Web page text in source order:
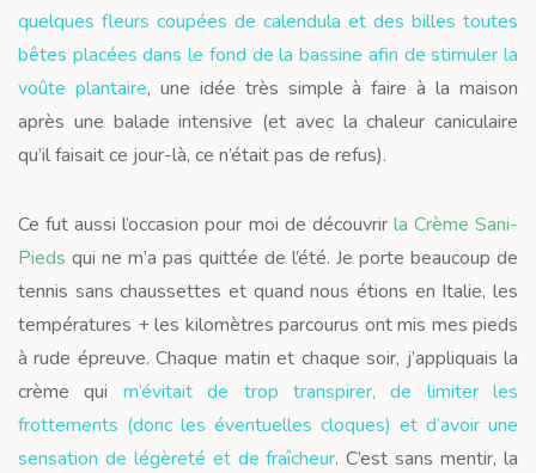
quelques fleurs coupées de calendula et des billes toutes
bêtes placées dans le fond de la bassine afin de stimuler la
voûte plantaire, une idée très simple à faire à la maison
après une balade intensive (et avec la chaleur caniculaire
qu’il faisait ce jour-là, ce n’était pas de refus).
Ce fut aussi l’occasion pour moi de découvrir la Crème Sani-
Pieds qui ne m’a pas quittée de l’été. Je porte beaucoup de
tennis sans chaussettes et quand nous étions en Italie, les
températures + les kilomètres parcourus ont mis mes pieds
à rude épreuve. Chaque matin et chaque soir, j’appliquais la
crème qui m’évitait de trop transpirer, de limiter les
frottements (donc les éventuelles cloques) et d’avoir une
sensation de légèreté et de fraîcheur. C’est sans mentir, la